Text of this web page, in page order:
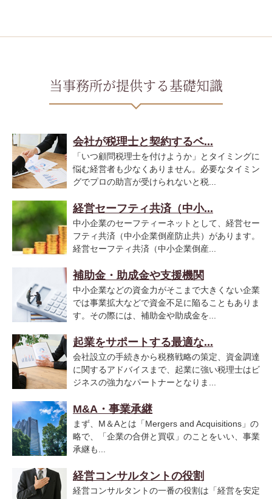
当事務所が提供する基礎知識
会社が税理士と契約するベ...
「いつ顧問税理士を付けようか」とタイミングに
悩む経営者も少なくありません。必要なタイミン
グでプロの助言が受けられないと税...
経営セーフティ共済（中小...
中小企業のセーフティーネットとして、経営セー
フティ共済（中小企業倒産防止共）があります。
経営セーフティ共済（中小企業倒産...
補助金・助成金や支援機関
中小企業などの資金力がそこまで大きくない企業
では事業拡大などで資金不足に陥ることもありま
す。その際には、補助金や助成金を...
起業をサポートする最適な...
会社設立の手続きから税務戦略の策定、資金調達
に関するアドバイスまで、起業に強い税理士はビ
ジネスの強力なパートナーとなりま...
M&A・事業承継
まず、M＆Aとは「Mergers and Acquisitions」の
略で、「企業の合併と買収」のことをいい、事業
承継も...
経営コンサルタントの役割
経営コンサルタントの一番の役割は「経営を安定